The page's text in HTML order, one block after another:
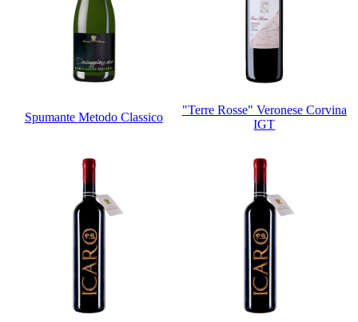
Spumante Metodo Classico
"Terre Rosse" Veronese Corvina
IGT